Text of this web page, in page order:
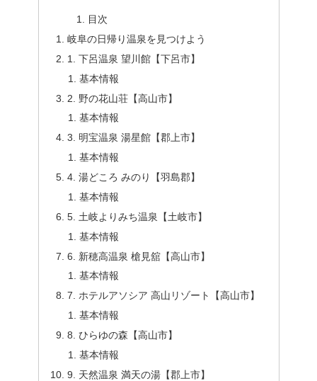
目次
岐阜の日帰り温泉を見つけよう
1. 下呂温泉 望川館【下呂市】
基本情報
2. 野の花山荘【高山市】
基本情報
3. 明宝温泉 湯星館【郡上市】
基本情報
4. 湯どころ みのり【羽島郡】
基本情報
5. 土岐よりみち温泉【土岐市】
基本情報
6. 新穂高温泉 槍見舘【高山市】
基本情報
7. ホテルアソシア 高山リゾート【高山市】
基本情報
8. ひらゆの森【高山市】
基本情報
9. 天然温泉 満天の湯【郡上市】